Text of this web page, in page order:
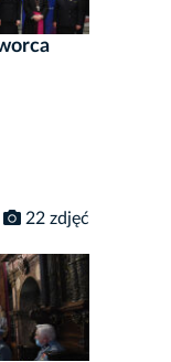
22 zdjęć